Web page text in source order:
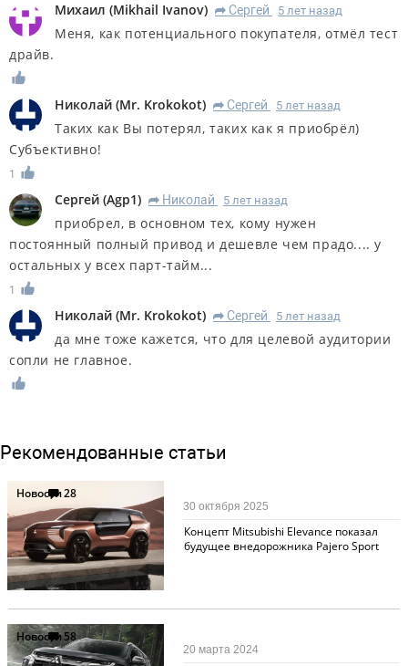
Михаил (Mikhail Ivanov) R Сергей 5 лет назад
Меня, как потенциального покупателя, отмёл тест
драйв.
Николай (Mr. Krokokot) R Сергей 5 лет назад
Таких как Вы потерял, таких как я приобрёл)
Субъективно!
1
Сергей (Agp1) R Николай 5 лет назад
приобрел, в основном тех, кому нужен
постоянный полный привод и дешевле чем прадо.... у
остальных у всех парт-тайм...
1
Николай (Mr. Krokokot) R Сергей 5 лет назад
да мне тоже кажется, что для целевой аудитории
сопли не главное.
Рекомендованные статьи
Новости28
Концепт Mitsubishi Elevance показал
будущее внедорожника Pajero Sport
30 октября 2025
Новости58
20 марта 2024